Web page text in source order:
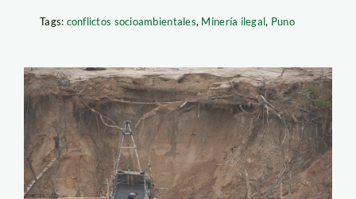
Tags: conflictos socioambientales, Minería ilegal, Puno
mad_02